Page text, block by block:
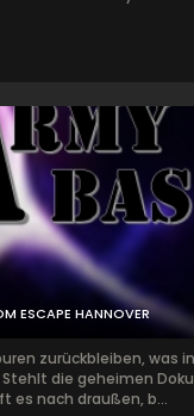
ESCAPE HANNOVER
zurückbleiben, was
Stehlt die geheimen
es nach draußen, b...